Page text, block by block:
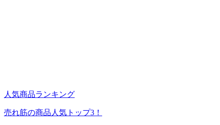
人気商品ランキング
売れ筋の商品人気トップ3！